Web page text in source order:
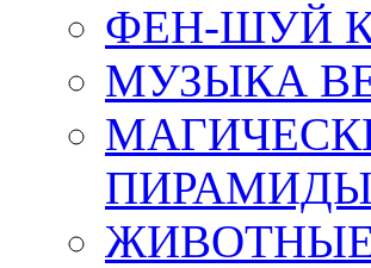
ФЕН-ШУЙ
МУЗЫКА
ПИРАМИДЫ